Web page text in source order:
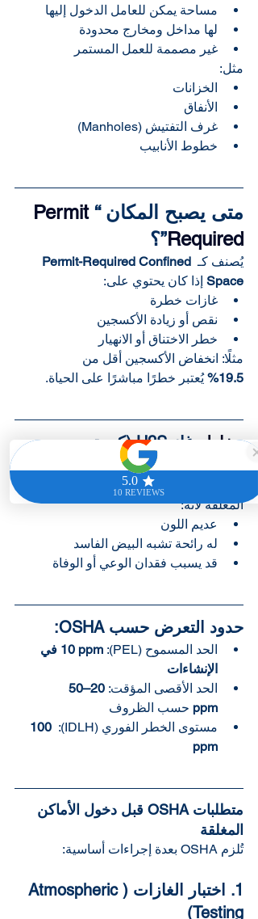
مساحة يمكن للعامل الدخول إليها
لها مداخل ومخارج محدودة
غير مصممة للعمل المستمر
مثل:
الخزانات
الأنفاق
غرف التفتيش (Manholes)
خطوط الأنابيب
متى يصبح المكان “ Permit
Required”؟
يُصنف كـ Permit-Required Confined
Space إذا كان يحتوي على:
غازات خطرة
نقص أو زيادة الأكسجين
خطر الاختناق أو الانهيار
مثلًا: انخفاض الأكسجين أقل من
19.5%
يُعتبر خطرًا مباشرًا على الحياة.
مخاطر
غاز H2S (كبريتيد
يُعد H2S من أخطر الغازات في الأماكن
المغلقة لأنه:
عديم اللون
له رائحة تشبه البيض الفاسد
قد يسبب فقدان الوعي أو الوفاة
حدود التعرض حسب OSHA:
الحد المسموح (PEL):
10 ppm في
الإنشاءات
الحد الأقصى المؤقت:
ppm حسب الظروف
مستوى الخطر الفوري (IDLH):
100
ppm
متطلبات OSHA قبل دخول الأماكن
المغلقة
تُلزم OSHA بعدة إجراءات أساسية:
1. اختبار الغازات (Atmospheric
Testing)